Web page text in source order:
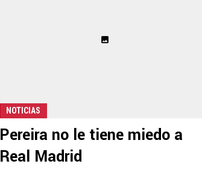
NOTICIAS
Pereira no le tiene miedo a
Real Madrid